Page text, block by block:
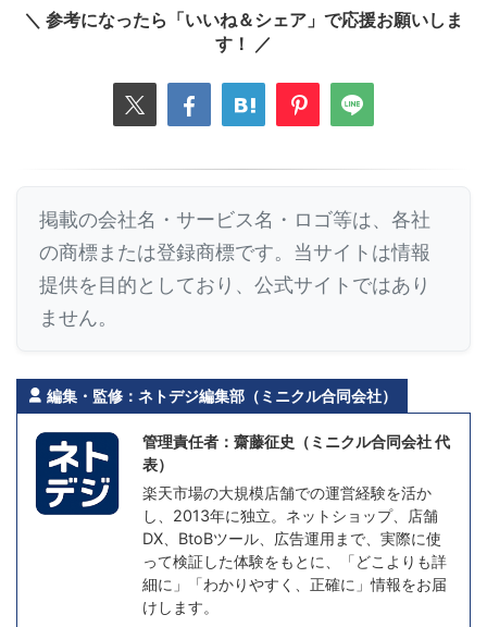
＼ 参考になったら「いいね＆シェア」で応援お願いしま
す！ ／
掲載の会社名・サービス名・ロゴ等は、各社
の商標または登録商標です。当サイトは情報
提供を目的としており、公式サイトではあり
ません。
編集・監修：ネトデジ編集部（ミニクル合同会社）
管理責任者：齋藤征史（ミニクル合同会社 代
表）
楽天市場の大規模店舗での運営経験を活か
し、2013年に独立。ネットショップ、店舗
DX、BtoBツール、広告運用まで、実際に使
って検証した体験をもとに、「どこよりも詳
細に」「わかりやすく、正確に」情報をお届
けします。